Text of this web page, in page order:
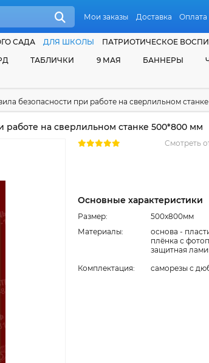
Мои заказы Доставка Оплата
САДА ДЛЯ ШКОЛЫ ПАТРИОТИЧЕСКОЕ
ТАБЛИЧКИ 9 МАЯ БАННЕРЫ
безопасности при работе на сверлильном
работе на сверлильном станке 500*800 мм
Смотреть
Основные характеристики
Размер:
500x800мм
Материалы:
основа -
плёнка с
защитная
Комплектация:
cаморезы с